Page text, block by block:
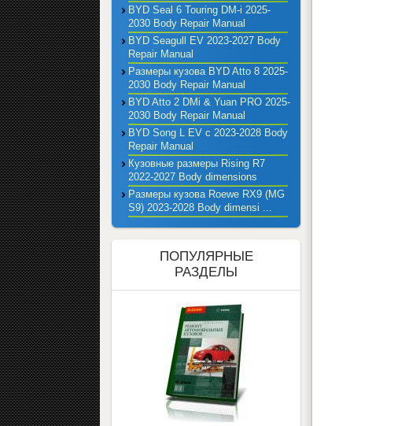
BYD Seal 6 Touring DM-i 2025-
2030 Body Repair Manual
BYD Seagull EV 2023-2027 Body
Repair Manual
Размеры кузова BYD Atto 8 2025-
2030 Body Repair Manual
BYD Atto 2 DMi & Yuan PRO 2025-
2030 Body Repair Manual
BYD Song L EV с 2023-2028 Body
Repair Manual
Кузовные размеры Rising R7
2022-2027 Body dimensions
Размеры кузова Roewe RX9 (MG
S9) 2023-2028 Body dimensi ...
ПОПУЛЯРНЫЕ
РАЗДЕЛЫ